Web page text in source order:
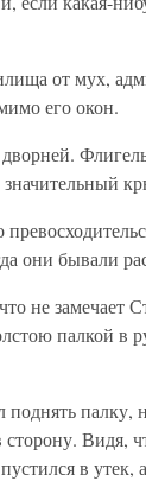
от мух,
его окон.
значительный
они бывали
не
палкой в
Видя,
в утек,